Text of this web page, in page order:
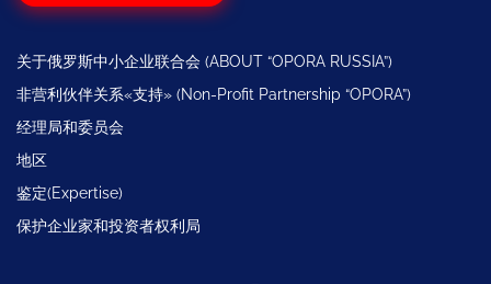
关于俄罗斯中小企业联合会 (ABOUT “OPORA RUSSIA”)
非营利伙伴关系«支持» (Non-Profit Partnership “OPORA”)
经理局和委员会
地区
鉴定(Expertise)
保护企业家和投资者权利局